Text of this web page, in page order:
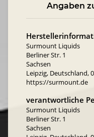
Angaben
Surmount Liquids
Berliner Str. 1
Sachsen
Leipzig, Deutschland,
https://surmount.de
verantwortliche
Surmount Liquids
Berliner Str. 1
Sachsen